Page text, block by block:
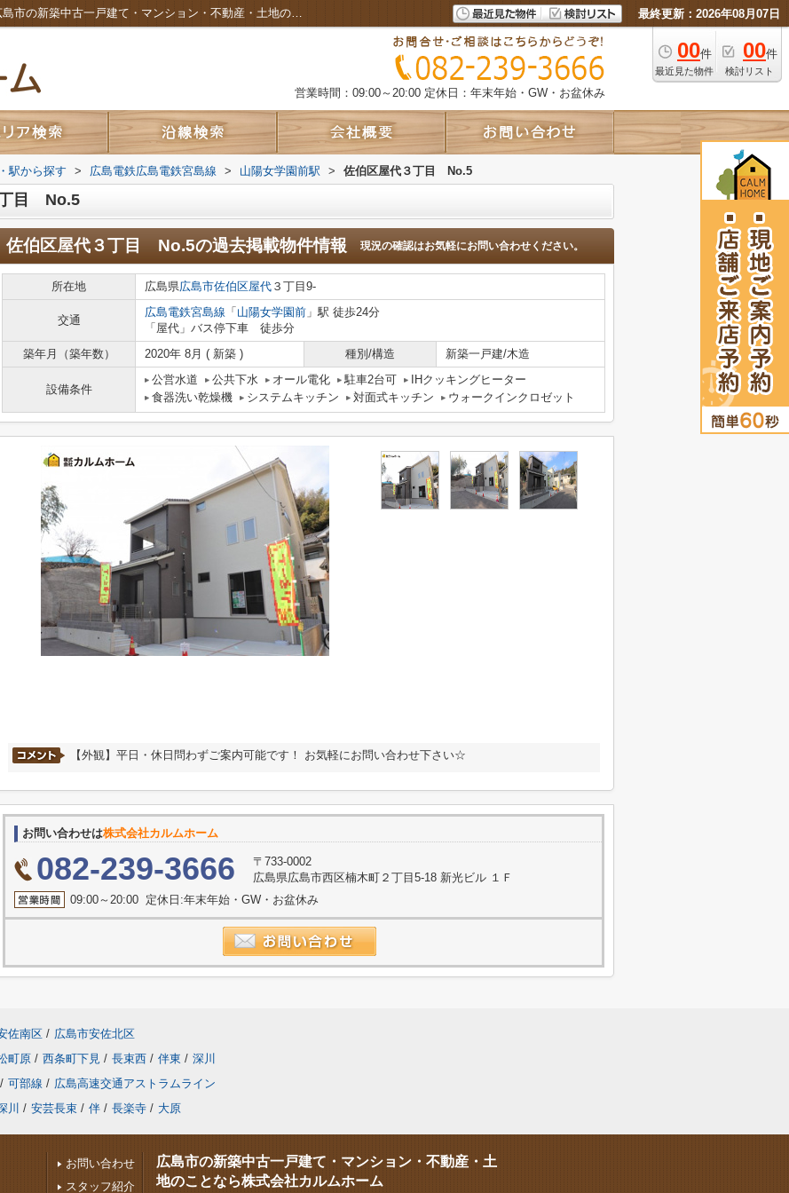
佐伯区屋代３丁目 No.5の過去掲載物件｜広島市の新築中古一戸建て・マンション・不動産・土地のことなら株式会社カルムホーム 最終更新：2026年08月07日
00件
最近見た物件
00件
検討リスト
営業時間：09:00～20:00 定休日：年末年始・GW・お盆休み
駅から探す > 広島電鉄広島電鉄宮島線 > 山陽女学園前駅 > 佐伯区屋代３丁目 No.5
丁目 No.5
佐伯区屋代３丁目 No.5の過去掲載物件情報 現況の確認はお気軽にお問い合わせください。
所在地 広島県広島市佐伯区屋代 ３丁目9-
交通
広島電鉄宮島線 「 山陽女学園前 」駅 徒歩24分
「屋代」バス停下車 徒歩分
築年月（築年数）
2020年 8月 ( 新築 ) 種別/構造 新築一戸建/木造
設備条件
公営水道 公共下水 オール電化 駐車2台可
IHクッキングヒーター
食器洗い乾燥機
システムキッチン 対面式キッチン ウォークインクロゼット
【外観】平日・休日問わずご案内可能です！ お気軽にお問い合わせ下さい☆
お問い合わせは株式会社カルムホーム
082-239-3666
〒733-0002
広島県広島市西区楠木町２丁目5-18 新光ビル １Ｆ
09:00～20:00 定休日:年末年始・GW・お盆休み
佐南区 / 広島市安佐北区
町原 / 西条町下見 / 長束西 / 伴東 / 深川
/ 可部線 / 広島高速交通アストラムライン
川 / 安芸長束 / 伴 / 長楽寺 / 大原
お問い合わせ
スタッフ紹介
広島市の新築中古一戸建て・マンション・不動産・土
地のことなら株式会社カルムホーム